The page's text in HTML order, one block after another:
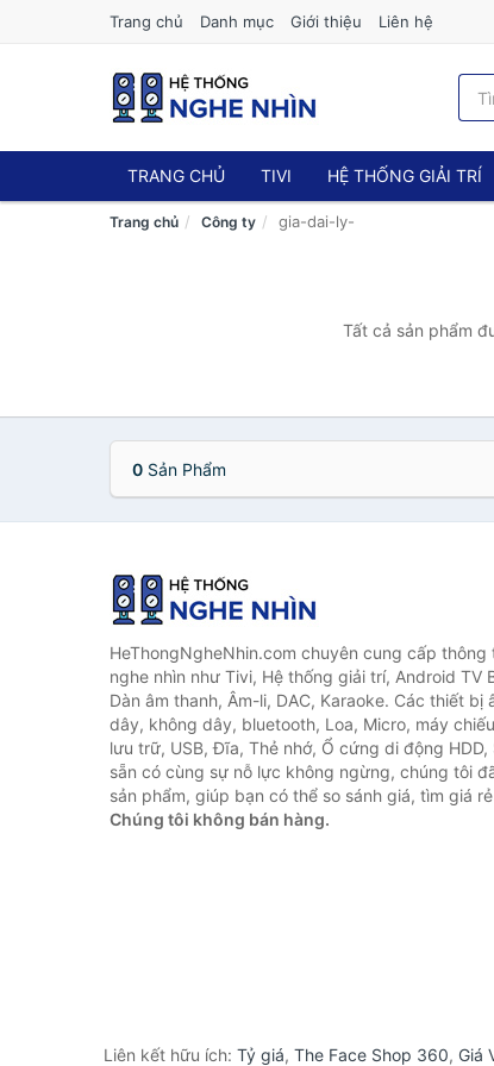
Trang chủ Danh mục Giới thiệu Liên hệ
TRANG CHỦ TIVI HỆ THỐNG GIẢI TRÍ
Trang chủ Công ty gia-dai-ly-
Tất cả sản phẩm
0 Sản Phẩm
HeThongNgheNhin.com chuyên cung cấp
nghe nhìn như Tivi, Hệ thống giải trí, Android TV
Dàn âm thanh, Âm-li, DAC, Karaoke. Các thiết bị
dây, không dây, bluetooth, Loa, Micro, máy
lưu trữ, USB, Đĩa, Thẻ nhớ, Ổ cứng di động HDD,
sẵn có cùng sự nỗ lực không ngừng, chúng tôi
sản phẩm, giúp bạn có thể so sánh giá, tìm giá
Chúng tôi không bán hàng.
Liên kết hữu ích: Tỷ giá, The Face Shop 360, Giá